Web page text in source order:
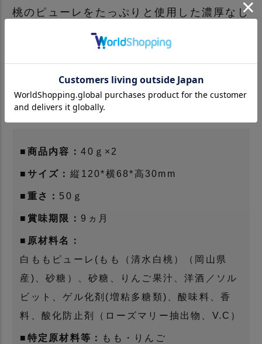
桃のピューレをたっぷりと使用した濃厚なじ
ゅれに仕上げました。
とろけるような食感と清水白桃の風味・美味
しさをお愉しみ下さい。
商品の詳細
■商品内容： 40ｇ×2
■サイズ： 縦120*横68*高30mm
■重さ： 50ｇ
■賞味期限： 9ヵ月
■原材料名：
白ももピューレ(もも（清水白桃）（岡山県
産)、砂糖）、砂糖、りんご果汁、洋酒／ソル
ビット、ゲル化剤(増粘多糖類)、酸味料、香
料、酸化防止剤（ローズマリー抽出物、V.C）
■特定原材料等： もも・りんご